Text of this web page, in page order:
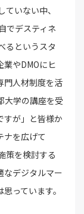
いない中、
でデスティネ
るというスタ
業やDMOにヒ
門人材制度を活
大学の講座を受
すが」と皆様か
ナを広げて
策を検討する
なデジタルマー
っています。